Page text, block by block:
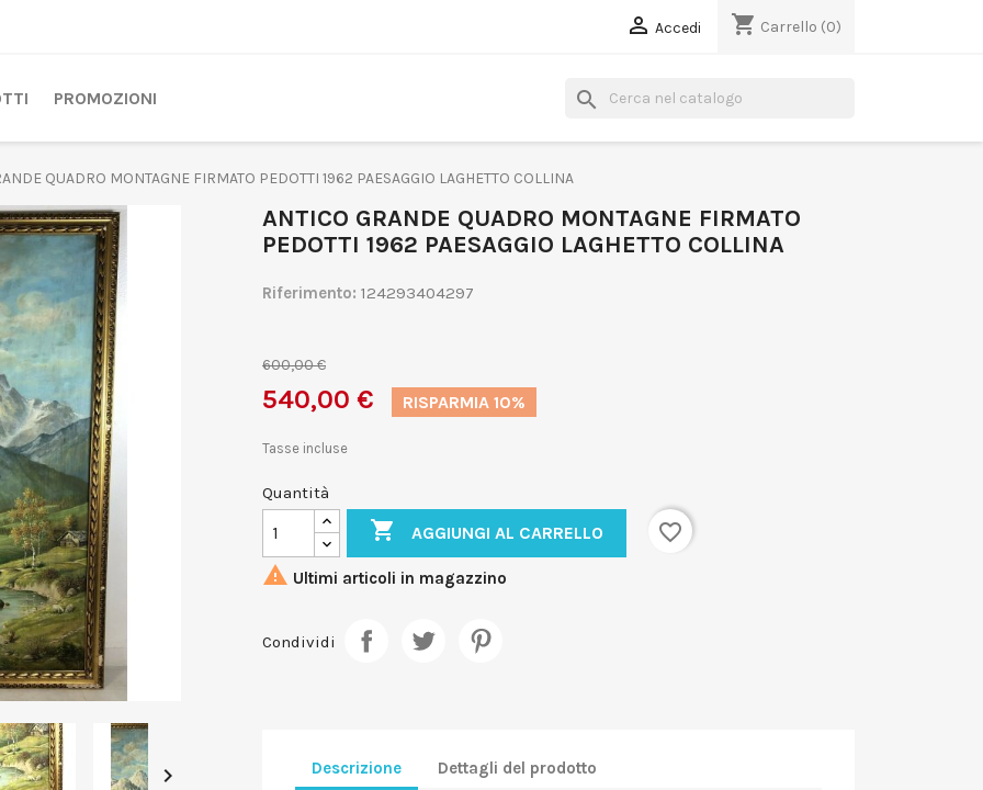
 Accedi shopping_cart Carrello (0)
PROMOZIONI search
QUADRO MONTAGNE FIRMATO PEDOTTI 1962 PAESAGGIO LAGHETTO COLLINA

ANTICO GRANDE QUADRO MONTAGNE FIRMATO
PEDOTTI 1962 PAESAGGIO LAGHETTO COLLINA
Riferimento: 124293404297
600,00 €
540,00 € RISPARMIA 10%
Tasse incluse
Quantità
 AGGIUNGI AL CARRELLO
favorite_border
 Ultimi articoli in magazzino
Condividi
Descrizione Dettagli del prodotto